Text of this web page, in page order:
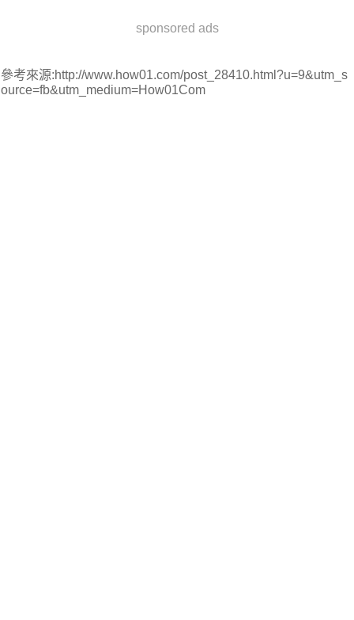
sponsored ads
參考來源:http://www.how01.com/post_28410.html?u=9&utm_s
ource=fb&utm_medium=How01Com